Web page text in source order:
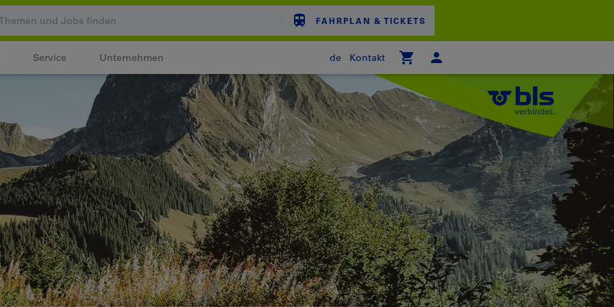
FAHRPLAN & TICKETS
Service Unternehmen de
Kontakt
Ihr Warenkorb ist leer
ZUM WARENKORB
Login